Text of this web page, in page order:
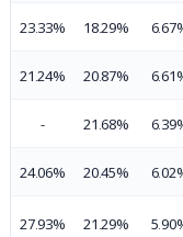
18.29%
23.33%
20.87%
21.24%
21.68%
-
20.45%
24.06%
21.29%
27.93%